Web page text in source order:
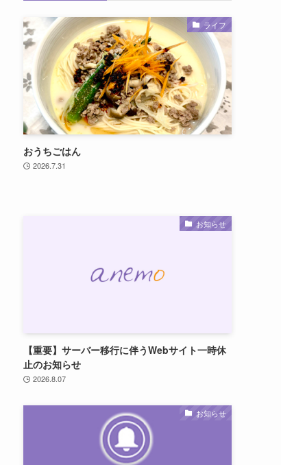
ライフ
おうちごはん
2026.7.31
お知らせ
【重要】サーバー移行に伴うWebサイト一時休
止のお知らせ
2026.8.07
お知らせ